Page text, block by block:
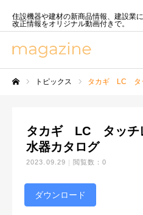
住設機器や建材の新商品情報、建設業
改正情報をオリジナル動画付きで。
トピックス タカギ LC タッ
タカギ LC タッチ
水器カタログ
2023.09.29 閲覧数：0
ダウンロード